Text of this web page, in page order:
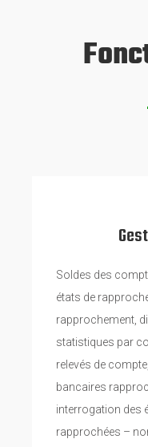
Soldes des
états de
rapprochement,
statistiques par
relevés de
bancaires
interrogation des
rapprochées –